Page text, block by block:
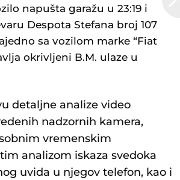
napušta garažu u 23:19 i
Despota Stefana broj 107
sa vozilom marke “Fiat
okrivljeni B.M. ulaze u
detaljne analize video
nadzornih kamera,
vremenskim
analizom iskaza svedoka
uvida u njegov telefon, kao i